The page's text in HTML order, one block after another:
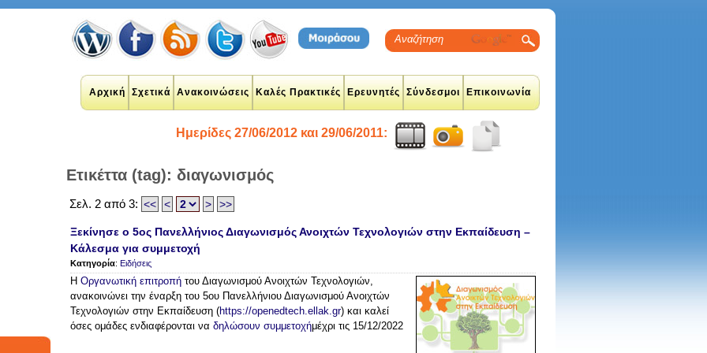
Επικοινωνία
Σύνδεσμοι
Ερευνητές
Καλές Πρακτικές
Ανακοινώσεις
Σχετικά
Αρχική
Ημερίδες 27/06/2012 και 29/06/2011:
Ετικέττα (tag): διαγωνισμός
Σελ. 2 από 3: << < > >>
Ξεκίνησε ο 5ος Πανελλήνιος Διαγωνισμός Ανοιχτών Τεχνολογιών στην Εκπαίδευση –
Κάλεσμα για συμμετοχή
Κατηγορία: Ειδήσεις
Η Οργανωτική επιτροπή του Διαγωνισμού Ανοιχτών Τεχνολογιών,
ανακοινώνει την έναρξη του 5ου Πανελλήνιου Διαγωνισμού Ανοιχτών
Τεχνολογιών στην Εκπαίδευση (https://openedtech.ellak.gr) και καλεί
όσες ομάδες ενδιαφέρονται να δηλώσουν συμμετοχήμέχρι τις 15/12/2022